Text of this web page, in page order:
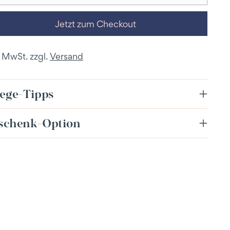
Jetzt zum Checkout
MwSt. zzgl.Versand
Tipps
Option